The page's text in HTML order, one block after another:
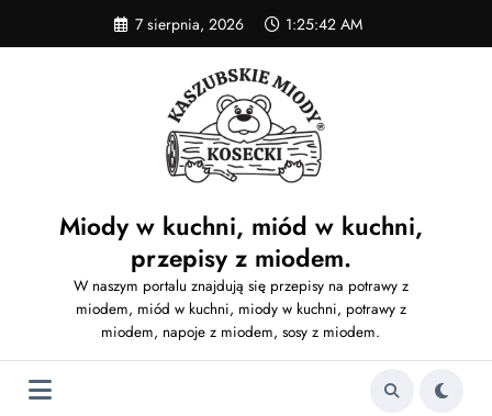
content
7 sierpnia, 2026 1:25:43 AM
Miody w kuchni, miód w kuchni,
przepisy z miodem.
W naszym portalu znajdują się przepisy na potrawy z
miodem, miód w kuchni, miody w kuchni, potrawy z
miodem, napoje z miodem, sosy z miodem.